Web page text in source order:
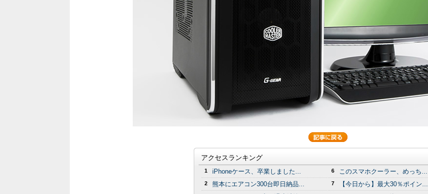
アクセスランキング
1 iPhoneケース、卒業しました...
2 熊本にエアコン300台即日納品...
6 このスマホクーラー、めっち...
7 【今日から】最大30％ポイン...